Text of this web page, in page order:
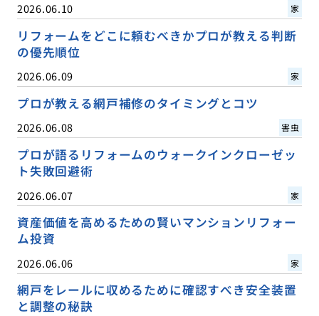
2026.06.10 家
リフォームをどこに頼むべきかプロが教える判断
の優先順位
2026.06.09 家
プロが教える網戸補修のタイミングとコツ
2026.06.08 害虫
プロが語るリフォームのウォークインクローゼッ
ト失敗回避術
2026.06.07 家
資産価値を高めるための賢いマンションリフォー
ム投資
2026.06.06 家
網戸をレールに収めるために確認すべき安全装置
と調整の秘訣